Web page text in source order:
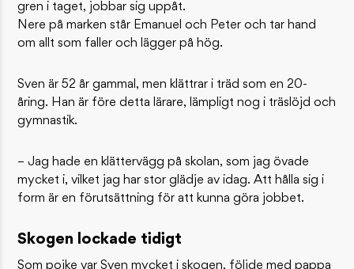
gren i taget, jobbar sig uppåt.
Nere på marken står Emanuel och Peter och tar hand
om allt som faller och lägger på hög.
Sven är 52 år gammal, men klättrar i träd som en 20-
åring. Han är före detta lärare, lämpligt nog i träslöjd och
gymnastik.
– Jag hade en klättervägg på skolan, som jag övade
mycket i, vilket jag har stor glädje av idag. Att hålla sig i
form är en förutsättning för att kunna göra jobbet.
Skogen lockade tidigt
Som pojke var Sven mycket i skogen, följde med pappa